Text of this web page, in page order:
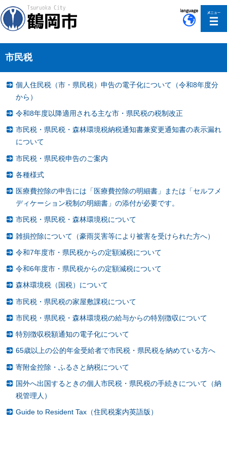
市民税
個人住民税（市・県民税）申告の電子化について（令和8年度分
から）
令和8年度以降適用される主な市・県民税の税制改正
市民税・県民税・森林環境税納税通知書兼変更通知書の表示漏れ
について
市民税・県民税申告のご案内
各種様式
医療費控除の申告には「医療費控除の明細書」または「セルフメ
ディケーション税制の明細書」の添付が必要です。
市民税・県民税・森林環境税について
雑損控除について（豪雨災害等により被害を受けられた方へ）
令和7年度市・県民税からの定額減税について
令和6年度市・県民税からの定額減税について
森林環境税（国税）について
市民税・県民税の家屋敷課税について
市民税・県民税・森林環境税の給与からの特別徴収について
特別徴収税額通知の電子化について
65歳以上の公的年金受給者で市民税・県民税を納めている方へ
寄附金控除・ふるさと納税について
国外へ出国するときの個人市民税・県民税の手続きについて（納
税管理人）
Guide to Resident Tax（住民税案内英語版）